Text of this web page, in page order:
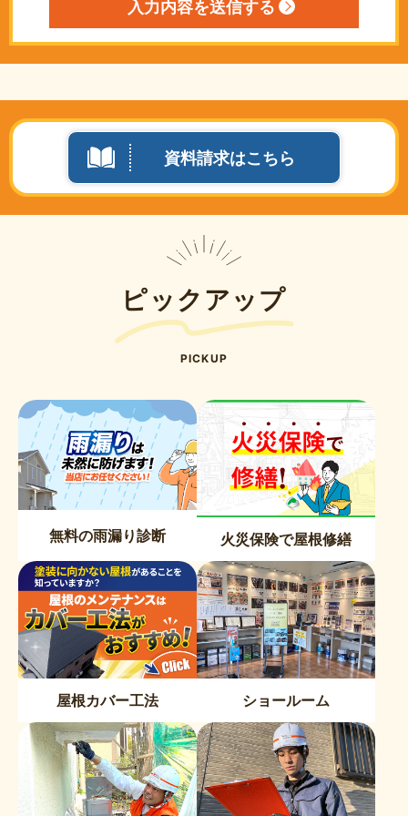
資料請求はこちら
ピックアップ
PICKUP
無料の雨漏り診断 火災保険で屋根修繕
屋根カバー工法 ショールーム